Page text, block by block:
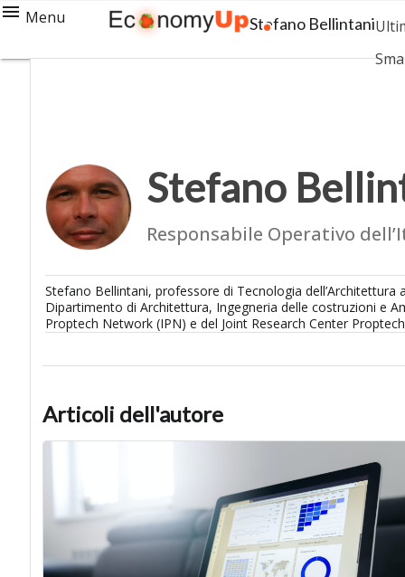
Menu Stefano Bellintani
Stefano
Responsabile Operativo
Stefano Bellintani, professore di Tecnologia
Dipartimento di Architettura, Ingegneria delle costruzioni e
Proptech Network (IPN) e del Joint Research Center
Articoli dell'autore